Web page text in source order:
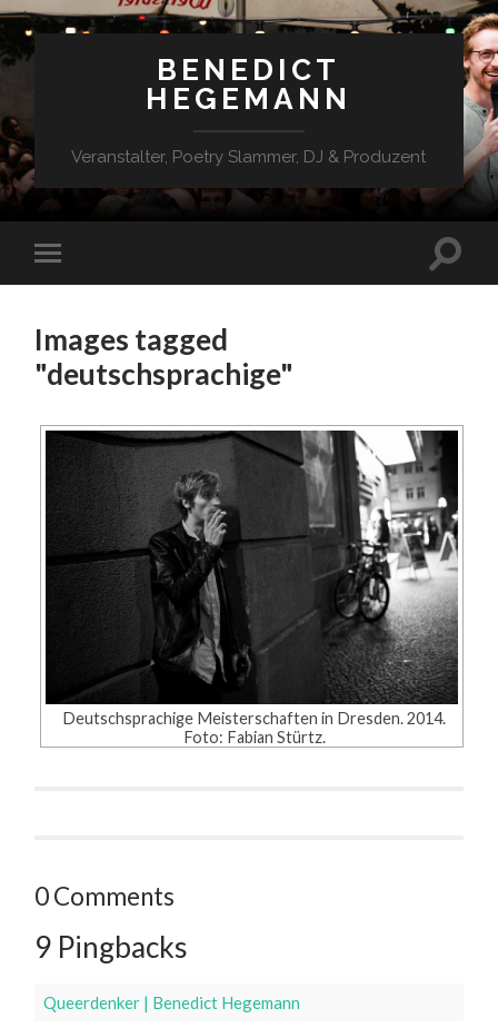
BENEDICT
HEGEMANN
Veranstalter, Poetry Slammer, DJ & Produzent
Images tagged
"deutschsprachige"
Deutschsprachige Meisterschaften in Dresden. 2014.
Foto: Fabian Stürtz.
0 Comments
9 Pingbacks
Queerdenker | Benedict Hegemann